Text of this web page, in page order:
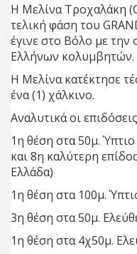
Η Μελίνα Τροχαλάκη
τελική φάση του
έγινε στο Βόλο με
Ελλήνων κολυμβητών.
Η Μελίνα κατέκτησε
ένα (1) χάλκινο.
Αναλυτικά οι
1η θέση στα 50μ.
και 8η καλύτερη
Ελλάδα)
1η θέση στα 100μ.
3η θέση στα 50μ.
1η θέση στα 4χ50μ.